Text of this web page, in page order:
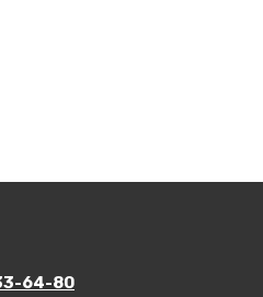
64-80